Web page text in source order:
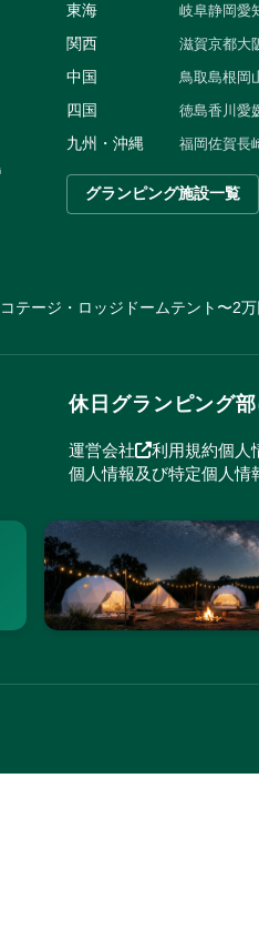
東海 岐阜静岡愛
関西 滋賀京都大
中国 鳥取島根 岡
四国 徳島香川 愛
九州・沖縄 福岡佐賀長
グランピング施設一覧
コテージ・ロッジ ドームテント 〜2
休日グランピング
運営会社 利用規約個人
個人情報及び特定個人情